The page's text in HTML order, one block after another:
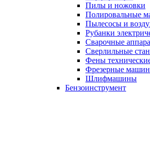
Пилы и ножовки
Полировальные
Пылесосы и
Рубанки
Сварочные
Сверлильные
Фены
Фрезерные
Шлифмашины
Бензоинструмент